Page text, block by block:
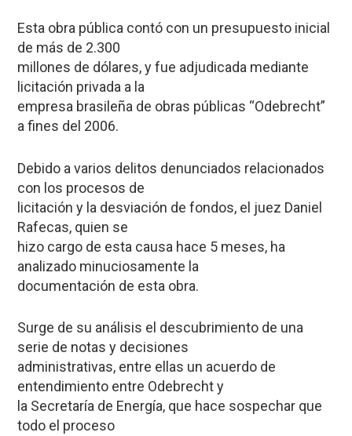
Esta obra pública contó con un presupuesto inicial
de más de 2.300
millones de dólares, y fue adjudicada mediante
licitación privada a la
empresa brasileña de obras públicas “Odebrecht”
a fines del 2006.
Debido a varios delitos denunciados relacionados
con los procesos de
licitación y la desviación de fondos, el juez Daniel
Rafecas, quien se
hizo cargo de esta causa hace 5 meses, ha
analizado minuciosamente la
documentación de esta obra.
Surge de su análisis el descubrimiento de una
serie de notas y decisiones
administrativas, entre ellas un acuerdo de
entendimiento entre Odebrecht y
la Secretaría de Energía, que hace sospechar que
todo el proceso